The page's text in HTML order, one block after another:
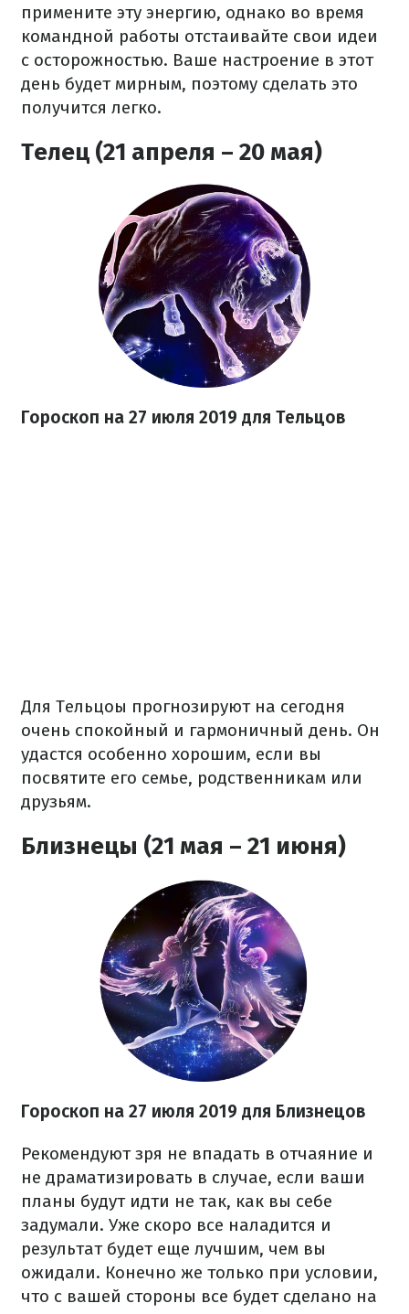
примените эту энергию, однако во время
командной работы отстаивайте свои идеи
с осторожностью. Ваше настроение в этот
день будет мирным, поэтому сделать это
получится легко.
Телец (21 апреля – 20 мая)
Гороскоп на 27 июля 2019 для Тельцов
Для Тельцоы прогнозируют на сегодня
очень спокойный и гармоничный день. Он
удастся особенно хорошим, если вы
посвятите его семье, родственникам или
друзьям.
Близнецы (21 мая – 21 июня)
Гороскоп на 27 июля 2019 для Близнецов
Рекомендуют зря не впадать в отчаяние и
не драматизировать в случае, если ваши
планы будут идти не так, как вы себе
задумали. Уже скоро все наладится и
результат будет еще лучшим, чем вы
ожидали. Конечно же только при условии,
что с вашей стороны все будет сделано на